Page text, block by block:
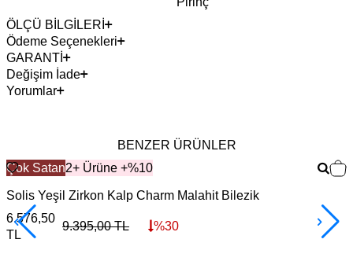
ÖLÇÜ BİLGİLERİ
Ödeme Seçenekleri
GARANTİ
Değişim İade
Yorumlar
BENZER ÜRÜNLER
Çok Satan2+ Ürüne +%10
Solis Yeşil Zirkon Kalp Charm Malahit Bilezik
6.576,50
TL
9.395,00TL %30